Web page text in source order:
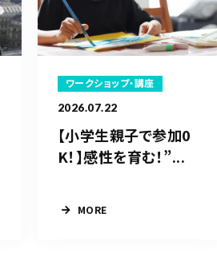
ワークショップ・講座
2026.07.22
【小学生親子で参加0
K！】感性を育む！”...
MORE